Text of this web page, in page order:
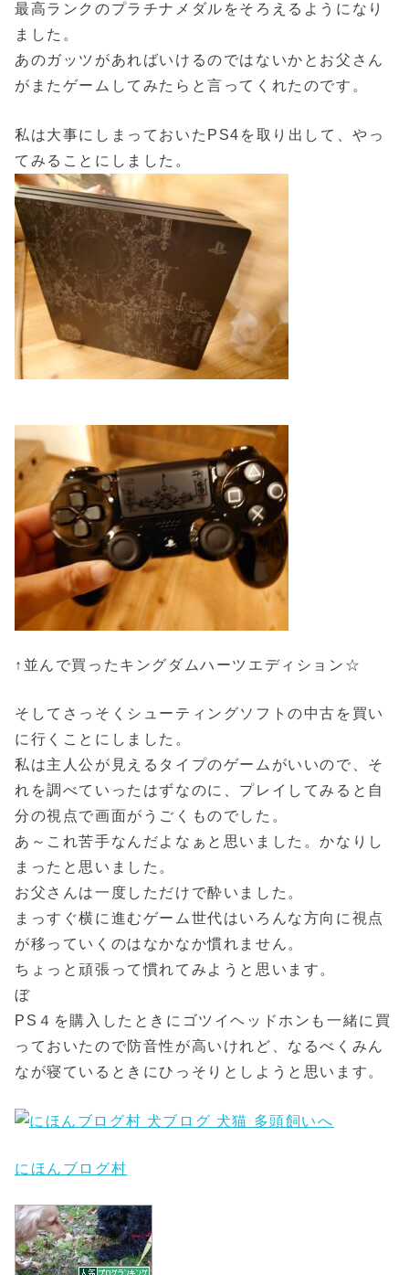
最高ランクのプラチナメダルをそろえるようになり
ました。
あのガッツがあればいけるのではないかとお父さん
がまたゲームしてみたらと言ってくれたのです。
私は大事にしまっておいたPS4を取り出して、やっ
てみることにしました。
↑並んで買ったキングダムハーツエディション☆
そしてさっそくシューティングソフトの中古を買い
に行くことにしました。
私は主人公が見えるタイプのゲームがいいので、そ
れを調べていったはずなのに、プレイしてみると自
分の視点で画面がうごくものでした。
あ～これ苦手なんだよなぁと思いました。かなりし
まったと思いました。
お父さんは一度しただけで酔いました。
まっすぐ横に進むゲーム世代はいろんな方向に視点
が移っていくのはなかなか慣れません。
ちょっと頑張って慣れてみようと思います。
ぼ
PS４を購入したときにゴツイヘッドホンも一緒に買
っておいたので防音性が高いけれど、なるべくみん
なが寝ているときにひっそりとしようと思います。
にほんブログ村